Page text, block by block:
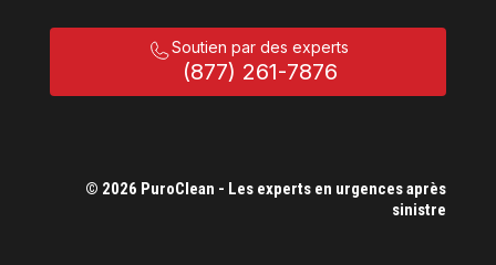
Soutien par des experts
(877) 261-7876
© 2026 PuroClean - Les experts en urgences après
sinistre